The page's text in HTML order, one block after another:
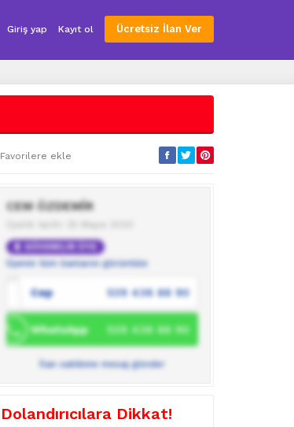
Giriş yap Kayıt ol Ücretsiz İlan Ver
Favorilere ekle
CEM ÖZDEMİR
GÜVENİLİR ÜYE
Üyenin tüm ilanlarını görüntüle
Cep 539 436 88 90
WhatsApp 539 436 88 90
İlan sahibine mesaj gönder
Dolandırıcılara Dikkat!